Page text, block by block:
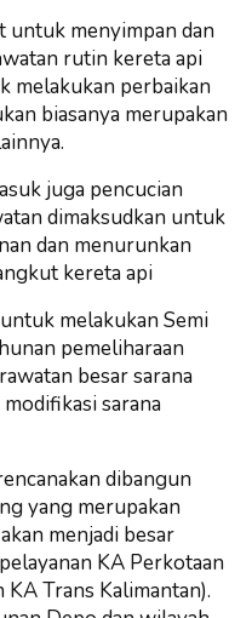
untuk menyimpan dan
rutin kereta api
melakukan perbaikan
biasanya merupakan
juga pencucian
dimaksudkan untuk
dan menurunkan
kereta api
melakukan Semi
pemeliharaan
besar sarana
sarana
dibangun
yang merupakan
menjadi besar
KA Perkotaan
Trans Kalimantan).